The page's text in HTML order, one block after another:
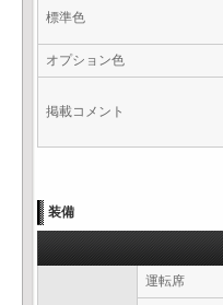
標準色
オプション色
掲載コメント
装備
運転席